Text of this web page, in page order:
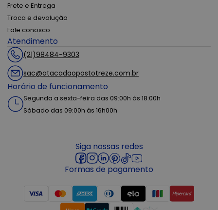
Frete e Entrega
Troca e devolução
Fale conosco
Atendimento
(21)98484-9303
sac@atacadaopostotreze.com.br
Horário de funcionamento
Segunda a sexta-feira das 09:00h às 18:00h
Sábado das 09:00h às 16h00h
Siga nossas redes
Formas de pagamento